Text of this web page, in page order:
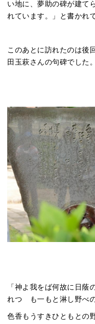
い地に、夢助の碑が建て
れています。」と書かれ
このあとに訪れたのは後
田玉萩さんの句碑でした。
「神よ我をば何故に日
れつゝも一もと淋し野べ
色香もうすきひともとの